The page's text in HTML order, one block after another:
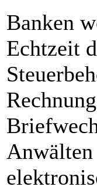
Banken
Echtzeit